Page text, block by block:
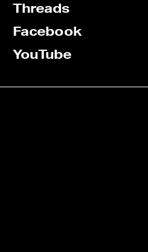
Threads
Facebook
YouTube